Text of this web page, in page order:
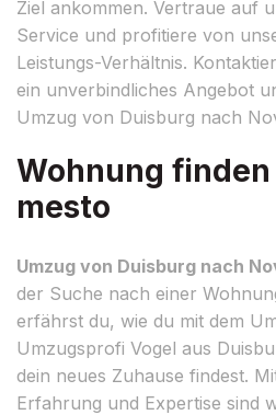
Ziel ankommen. Vertraue auf
Service und profitiere von
Leistungs-Verhältnis.
ein unverbindliches Angebot
Umzug von Duisburg nach
Wohnung finden
mesto
Umzug von Duisburg nach
der Suche nach einer
erfährst du, wie du mit dem
Umzugsprofi Vogel aus
dein neues Zuhause findest.
Erfahrung und Expertise sind